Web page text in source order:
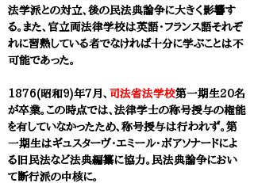
法学派との対立、後の民法典論争に大きく影響す
る。また、官立両法律学校は英語・フランス語それぞ
れに習熟している者でなければ十分に学ぶことは不
可能であった。
1876(昭和9)年7月、 司法省法学校第一期生20名
が卒業。この時点では、法律学士の称号授与の権能
を有していなかったため、称号授与は行われず。第
一期生はギュスターヴ・エミール・ボアソナードによ
る旧民法など法典編纂に協力。民法典論争におい
て断行派の中核に。